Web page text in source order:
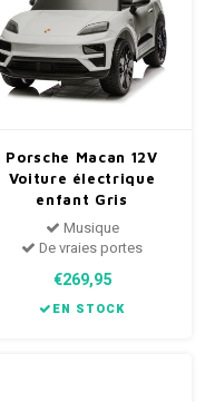
Porsche Macan 12V
Voiture électrique
enfant Gris
Musique
De vraies portes
€269,95
EN STOCK